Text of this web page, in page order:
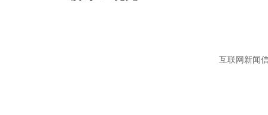
互联网新闻